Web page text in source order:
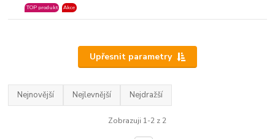
TOP produkt Akce
Upřesnit parametry
Nejnovější Nejlevnější Nejdražší
Zobrazuji 1-2 z 2